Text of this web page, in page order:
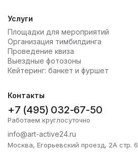
Услуги
Площадки для мероприятий
Организация тимбилдинга
Проведение квиза
Выездные фотозоны
Кейтеринг: банкет и фуршет
Контакты
+7 (495) 032-67-50
Работаем круглосуточно
info@art-active24.ru
Москва, Егорьевский проезд, 2А стр. 6